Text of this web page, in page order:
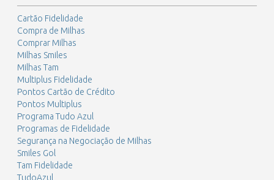
Cartão Fidelidade
Compra de Milhas
Comprar Milhas
Milhas Smiles
Milhas Tam
Multiplus Fidelidade
Pontos Cartão de Crédito
Pontos Multiplus
Programa Tudo Azul
Programas de Fidelidade
Segurança na Negociação de Milhas
Smiles Gol
Tam Fidelidade
TudoAzul